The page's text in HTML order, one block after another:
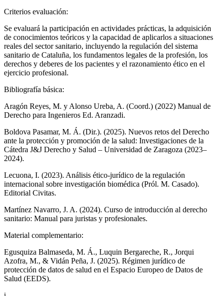
Criterios evaluación:
Se evaluará la participación en actividades prácticas, la adquisición
de conocimientos teóricos y la capacidad de aplicarlos a situaciones
reales del sector sanitario, incluyendo la regulación del sistema
sanitario de Cataluña, los fundamentos legales de la profesión, los
derechos y deberes de los pacientes y el razonamiento ético en el
ejercicio profesional.
Bibliografía básica:
Aragón Reyes, M. y Alonso Ureba, A. (Coord.) (2022) Manual de
Derecho para Ingenieros Ed. Aranzadi.
Boldova Pasamar, M. Á. (Dir.). (2025). Nuevos retos del Derecho
ante la protección y promoción de la salud: Investigaciones de la
Cátedra J&J Derecho y Salud – Universidad de Zaragoza (2023–
2024).
Lecuona, I. (2023). Análisis ético-jurídico de la regulación
internacional sobre investigación biomédica (Pról. M. Casado).
Editorial Civitas.
Martínez Navarro, J. A. (2024). Curso de introducción al derecho
sanitario: Manual para juristas y profesionales.
Material complementario:
Egusquiza Balmaseda, M. Á., Luquin Bergareche, R., Jorqui
Azofra, M., & Vidán Peña, J. (2025). Régimen jurídico de
protección de datos de salud en el Espacio Europeo de Datos de
Salud (EEDS).